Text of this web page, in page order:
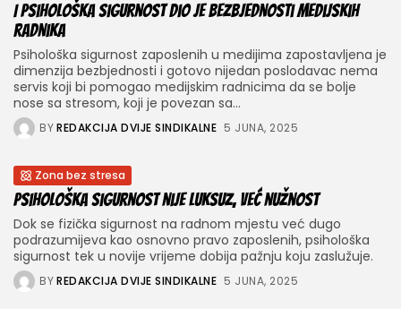
I psihološka sigurnost dio je bezbjednosti medijskih
radnika
Psihološka sigurnost zaposlenih u medijima zapostavljena je
dimenzija bezbjednosti i gotovo nijedan poslodavac nema
servis koji bi pomogao medijskim radnicima da se bolje
nose sa stresom, koji je povezan sa...
BYREDAKCIJA DVIJE SINDIKALNE 5 JUNA, 2025
Zona bez stresa
Psihološka sigurnost nije luksuz, već nužnost
Dok se fizička sigurnost na radnom mjestu već dugo
podrazumijeva kao osnovno pravo zaposlenih, psihološka
sigurnost tek u novije vrijeme dobija pažnju koju zaslužuje.
BYREDAKCIJA DVIJE SINDIKALNE 5 JUNA, 2025